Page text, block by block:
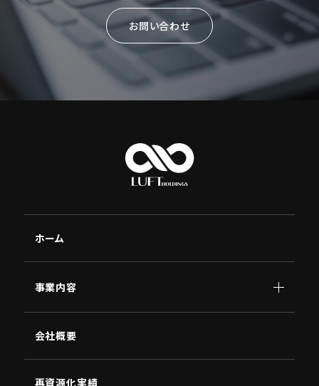
お問い合わせ
ホーム
事業内容
顧問
NBC
会社概要
再資源化実績